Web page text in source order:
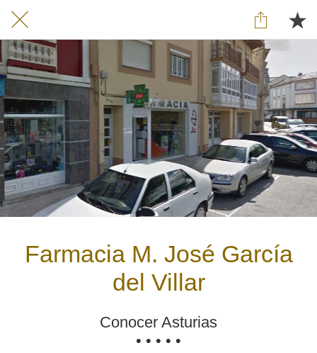
Farmacia M. José García
del Villar
Conocer Asturias
• • • • •